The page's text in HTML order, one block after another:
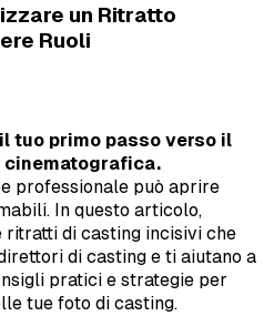
un Ritratto
Ruoli
tuo primo passo verso il
professionale può aprire
In questo articolo,
di casting incisivi che
di casting e ti aiutano a
pratici e strategie per
tue foto di casting.